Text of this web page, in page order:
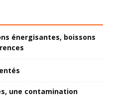
énergisantes, boissons
une contamination